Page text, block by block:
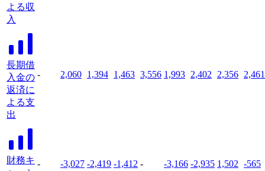
よる収
入
長期借
入金の
返済に
よる支
出
- 2,060 1,394 1,463 3,556 1,993 2,402 2,356 2,461
財務キ - -3,027 -2,419 -1,412 - -3,166 -2,935 1,502 -565